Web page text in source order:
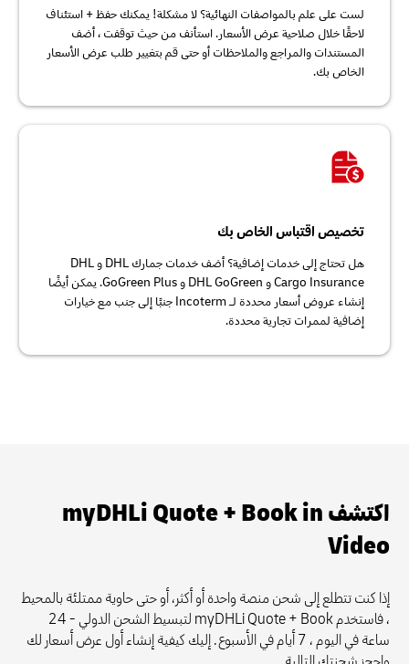
لست على علم بالمواصفات النهائية؟ لا مشكلة! يمكنك حفظ + استئناف
لاحقًا خلال صلاحية عرض الأسعار. استأنف من حيث توقفت ، أضف
المستندات والمراجع والملاحظات أو حتى قم بتغيير طلب عرض الأسعار
الخاص بك.
تخصيص اقتباس الخاص بك
هل تحتاج إلى خدمات إضافية؟ أضف خدمات جمارك DHL و DHL
Cargo Insurance و DHL GoGreen و GoGreen Plus. يمكن أيضًا
إنشاء عروض أسعار محددة لـ Incoterm جنبًا إلى جنب مع خيارات
إضافية لممرات تجارية محددة.
اكتشف myDHLi Quote + Book in
Video
إذا كنت تتطلع إلى شحن منصة واحدة أو أكثر، أو حتى حاوية ممتلئة بالمحيط
، فاستخدم myDHLi Quote + Book لتبسيط الشحن الدولي - 24
ساعة في اليوم ، 7 أيام في الأسبوع. إليك كيفية إنشاء أول عرض أسعار لك